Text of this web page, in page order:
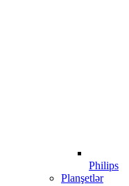
Philips
Planşetlər